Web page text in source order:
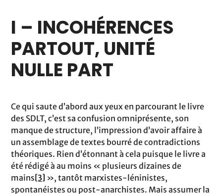
I – INCOHÉRENCES
PARTOUT, UNITÉ
NULLE PART
Ce qui saute d’abord aux yeux en parcourant le livre
des SDLT, c’est sa confusion omniprésente, son
manque de structure, l’impression d’avoir affaire à
un assemblage de textes bourré de contradictions
théoriques. Rien d’étonnant à cela puisque le livre a
été rédigé à au moins « plusieurs dizaines de
mains[3] », tantôt marxistes-léninistes,
spontanéistes ou post-anarchistes. Mais assumer la